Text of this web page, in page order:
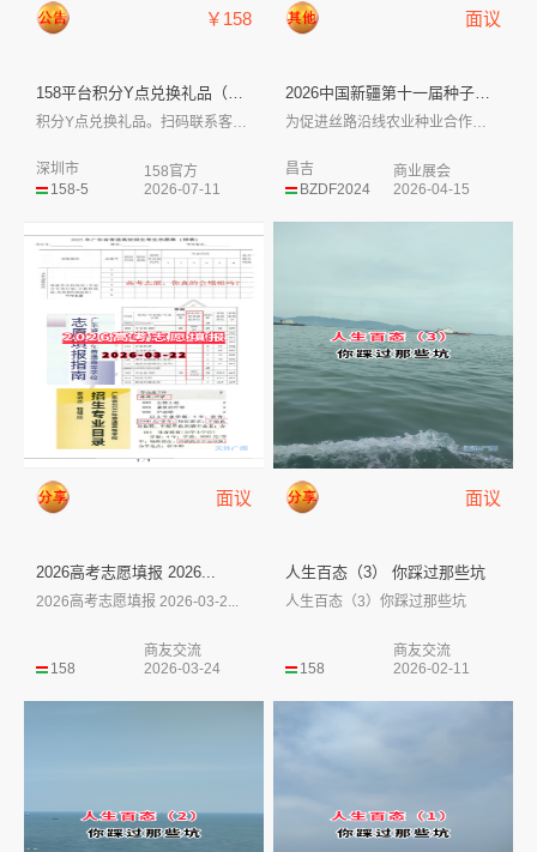
￥158
积分Y点兑换礼品。扫码联系客服，包邮寄出...
158-5
深圳市
158官方
2026-07-11
面议
为促进丝路沿线农业种业合作，提升种植结构...
BZDF2024
昌吉
商业展会
2026-04-15
面议
2026高考志愿填报 2026...
2026高考志愿填报 2026-03-2...
158
商友交流
2026-03-24
面议
人生百态（3） 你踩过那些坑
人生百态（3）你踩过那些坑
158
商友交流
2026-02-11